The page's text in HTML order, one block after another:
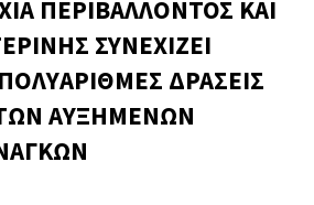
ΠΕΡΙΒΑΛΛΟΝΤΟΣ ΚΑΙ
ΣΥΝΕΧΙΖΕΙ
ΔΡΑΣΕΙΣ
ΑΥΞΗΜΕΝΩΝ